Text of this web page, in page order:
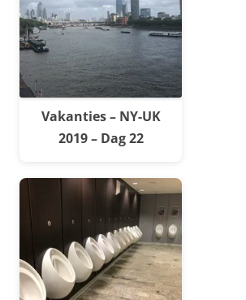
Vakanties – NY-UK
2019 – Dag 22